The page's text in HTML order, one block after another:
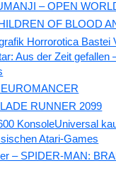
– OPEN
OF BLOOD
Aus der Zeit gefallen
RUNNER 2099
Universal
Atari-Games
– SPIDER-MAN: